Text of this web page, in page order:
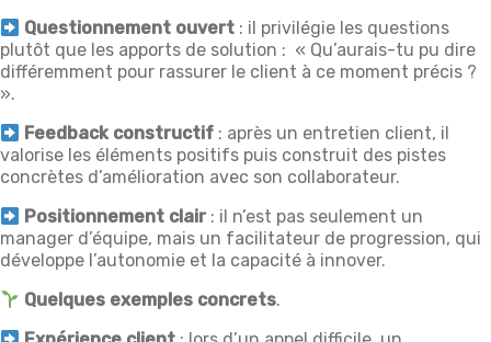
Questionnement ouvert : il privilégie les questions
plutôt que les apports de solution : « Qu’aurais-tu pu dire
différemment pour rassurer le client à ce moment précis ?
».
Feedback constructif : après un entretien client, il
valorise les éléments positifs puis construit des pistes
concrètes d’amélioration avec son collaborateur.
Positionnement clair : il n’est pas seulement un
manager d’équipe, mais un facilitateur de progression, qui
développe l’autonomie et la capacité à innover.
Quelques exemples concrets.